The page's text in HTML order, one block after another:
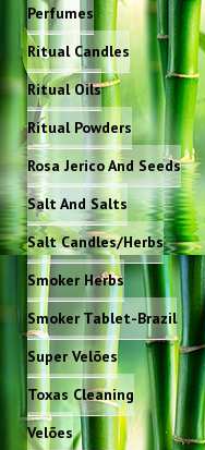
Perfumes
Ritual Candles
Ritual Oils
Ritual Powders
Rosa Jerico And Seeds
Salt And Salts
Salt Candles/Herbs
Smoker Herbs
Smoker Tablet-Brazil
Super Velões
Toxas Cleaning
Velões